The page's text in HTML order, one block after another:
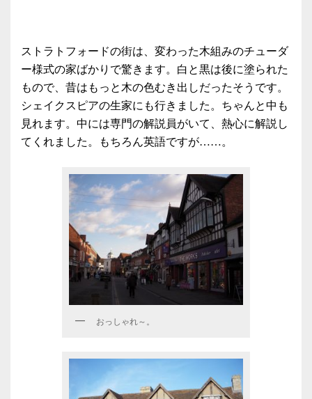
ストラトフォードの街は、変わった木組みのチューダ
ー様式の家ばかりで驚きます。白と黒は後に塗られた
もので、昔はもっと木の色むき出しだったそうです。
シェイクスピアの生家にも行きました。ちゃんと中も
見れます。中には専門の解説員がいて、熱心に解説し
てくれました。もちろん英語ですが……。
おっしゃれ～。